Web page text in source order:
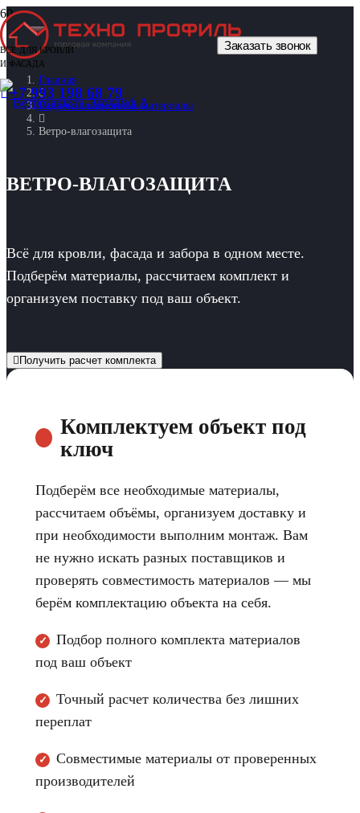
ВСЕ ДЛЯ КРОВЛИ
И ФАСАДА
Заказать звонок
+7 993 198 68 79
Главная
Гидроизоляционные материалы
Ветро-влагозащита
ВЕТРО-ВЛАГОЗАЩИТА
Всё для кровли, фасада и забора в одном месте.
Подберём материалы, рассчитаем комплект и
организуем поставку под ваш объект.
Получить расчет комплекта
Комплектуем объект под
ключ
Подберём все необходимые материалы,
рассчитаем объёмы, организуем доставку и
при необходимости выполним монтаж. Вам
не нужно искать разных поставщиков и
проверять совместимость материалов — мы
берём комплектацию объекта на себя.
✓
Подбор полного комплекта материалов
под ваш объект
✓
Точный расчет количества без лишних
переплат
✓
Совместимые материалы от проверенных
производителей